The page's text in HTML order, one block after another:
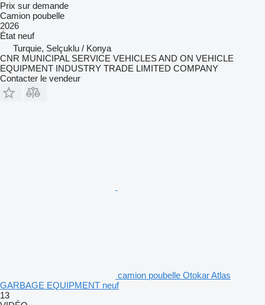
Prix sur demande
Camion poubelle
2026
État neuf
Turquie, Selçuklu / Konya
CNR MUNICIPAL SERVICE VEHICLES AND ON VEHICLE
EQUIPMENT INDUSTRY TRADE LIMITED COMPANY
Contacter le vendeur
camion poubelle Otokar Atlas
GARBAGE EQUIPMENT neuf
13